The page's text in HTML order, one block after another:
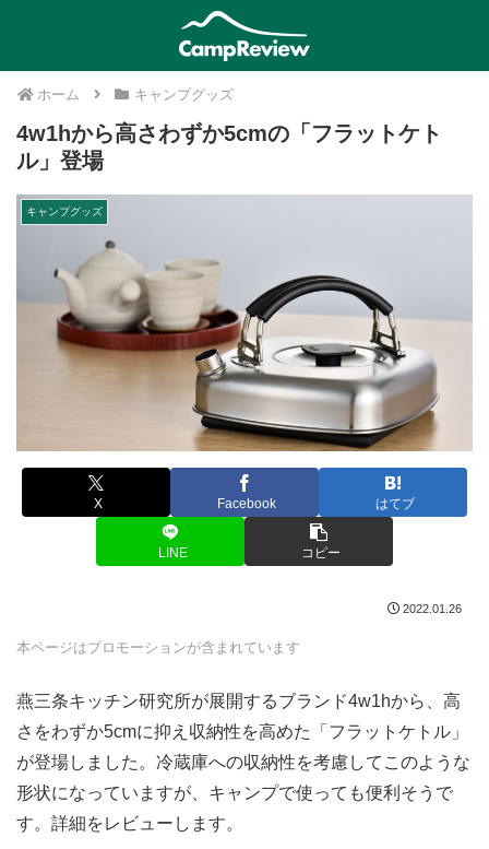
ホーム キャンプグッズ
4w1hから高さわずか5cmの「フラットケト
ル」登場
キャンプグッズ
X Facebook はてブ
LINE コピー
2022.01.26
本ページはプロモーションが含まれています
燕三条キッチン研究所が展開するブランド4w1hから、高
さをわずか5cmに抑え収納性を高めた「フラットケトル」
が登場しました。冷蔵庫への収納性を考慮してこのような
形状になっていますが、キャンプで使っても便利そうで
す。詳細をレビューします。